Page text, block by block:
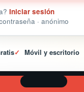
Iniciar sesión
· anónimo
✓ Móvil y escritorio